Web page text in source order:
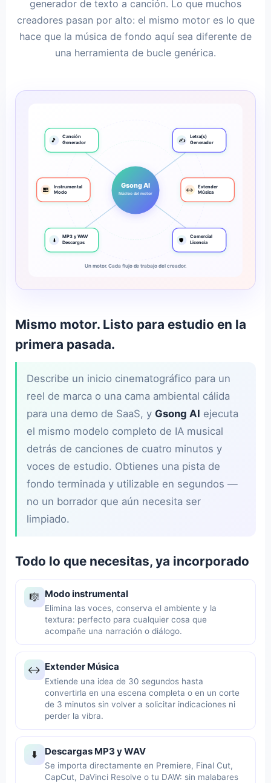
generador de texto a canción. Lo que muchos
creadores pasan por alto: el mismo motor es lo que
hace que la música de fondo aquí sea diferente de
una herramienta de bucle genérica.
Gsong AI
Núcleo del motor
🎵
Canción
Generador
✍️
Letra(s)
Generador
🎹 Instrumental
Modo ↔️ Extender
Música
⬇️
MP3 y WAV
Descargas 🛡️
Comercial
Licencia
Un motor. Cada flujo de trabajo del creador.
Mismo motor. Listo para estudio en la
primera pasada.
Describe un inicio cinematográfico para un
reel de marca o una cama ambiental cálida
para una demo de SaaS, y Gsong AI ejecuta
el mismo modelo completo de IA musical
detrás de canciones de cuatro minutos y
voces de estudio. Obtienes una pista de
fondo terminada y utilizable en segundos —
no un borrador que aún necesita ser
limpiado.
Todo lo que necesitas, ya incorporado
🎼 Modo instrumental
Elimina las voces, conserva el ambiente y la
textura: perfecto para cualquier cosa que
acompañe una narración o diálogo.
↔️ Extender Música
Extiende una idea de 30 segundos hasta
convertirla en una escena completa o en un corte
de 3 minutos sin volver a solicitar indicaciones ni
perder la vibra.
⬇️ Descargas MP3 y WAV
Se importa directamente en Premiere, Final Cut,
CapCut, DaVinci Resolve o tu DAW: sin malabares